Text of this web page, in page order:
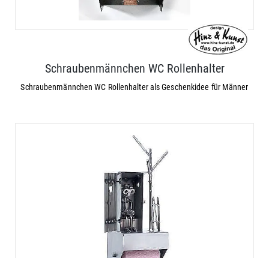
Schraubenmännchen WC Rollenhalter
Schraubenmännchen WC Rollenhalter als Geschenkidee für Männer